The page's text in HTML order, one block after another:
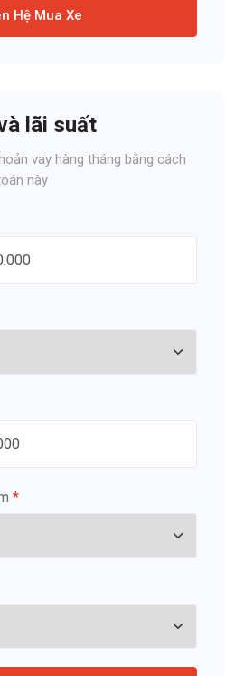
Hệ Mua Xe
lãi suất
vay hàng tháng bằng cách
này
*